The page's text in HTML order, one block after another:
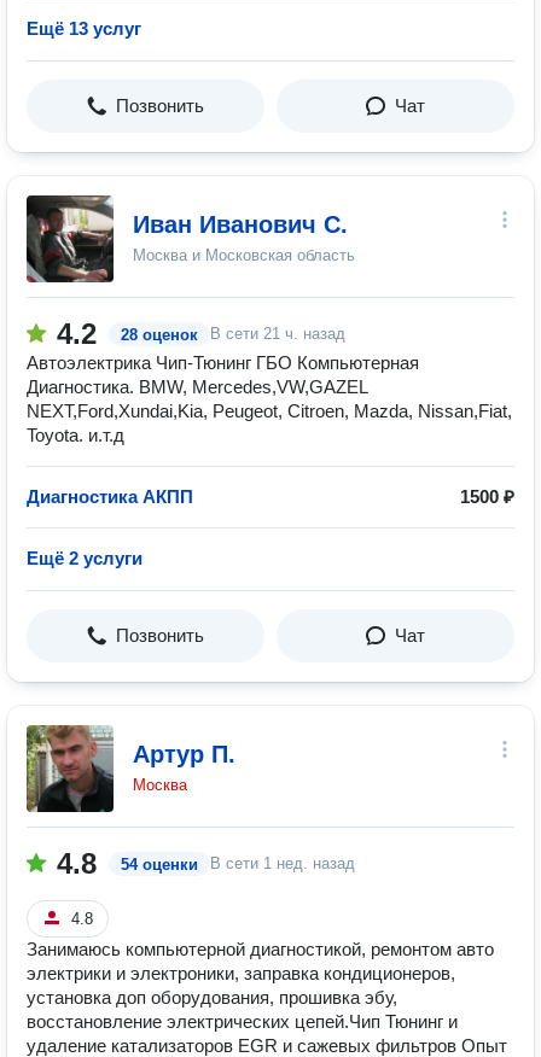
Ещё 13 услуг
Позвонить Чат
Иван Иванович С.
Москва и Московская область
4.2 28 оценок В сети 21 ч. назад
Автоэлектрика Чип-Тюнинг ГБО Компьютерная
Диагностика. BMW, Mercedes,VW,GAZEL
NEXT,Ford,Xundai,Kia, Peugeot, Citroen, Mazda, Nissan,Fiat,
Toyota. и.т.д
Диагностика АКПП 1500 ₽
Ещё 2 услуги
Позвонить Чат
Артур П.
Москва
4.8 54 оценки В сети 1 нед. назад
4.8
Занимаюсь компьютерной диагностикой, ремонтом авто
электрики и электроники, заправка кондиционеров,
установка доп оборудования, прошивка эбу,
восстановление электрических цепей.Чип Тюнинг и
удаление катализаторов EGR и сажевых фильтров Опыт